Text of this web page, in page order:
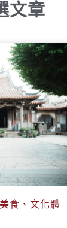
文章
食、文化體